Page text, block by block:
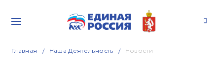
Главная Наша Деятельность Новости